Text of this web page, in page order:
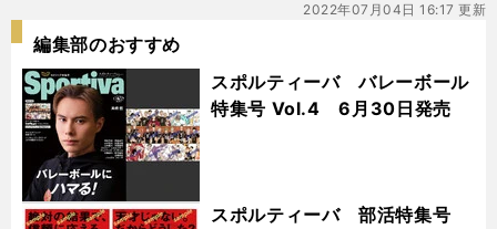
2022年07月04日 16:17 更新
編集部のおすすめ
スポルティーバ バレーボール
特集号 Vol.4 6月30日発売
スポルティーバ 部活特集号